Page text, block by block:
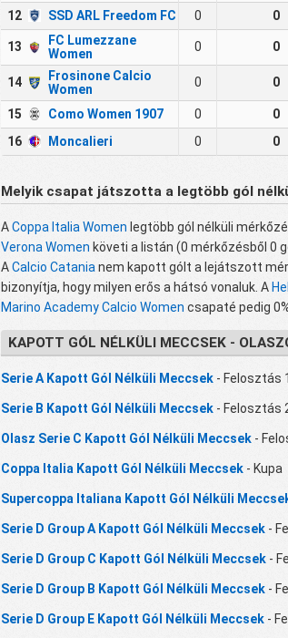
12 SSD ARL Freedom FC 0 0
13
FC Lumezzane
Women
0 0
14
Frosinone Calcio
Women
0 0
15 Como Women 1907 0 0
16
Moncalieri 0 0
Melyik csapat játszotta a legtöbb gól
ACoppa Italia Women legtöbb gól nélküli
Verona Women követi a listán (0 mérkőzésből 0
ACalcio Catania nem kapott gólt a lejátszott
bizonyítja, hogy milyen erős a hátsó vonaluk. A
Marino Academy Calcio Women csapaté pedig
KAPOTT GÓL NÉLKÜLI MECCSEK -
Serie A Kapott Gól Nélküli Meccsek - Felosztás 1
Serie B Kapott Gól Nélküli Meccsek - Felosztás
Olasz Serie C Kapott Gól Nélküli Meccsek -
Coppa Italia Kapott Gól Nélküli Meccsek - Kupa
Supercoppa Italiana Kapott Gól Nélküli
Serie D Group A Kapott Gól Nélküli Meccsek -
Serie D Group C Kapott Gól Nélküli Meccsek -
Serie D Group B Kapott Gól Nélküli Meccsek -
Serie D Group E Kapott Gól Nélküli Meccsek -